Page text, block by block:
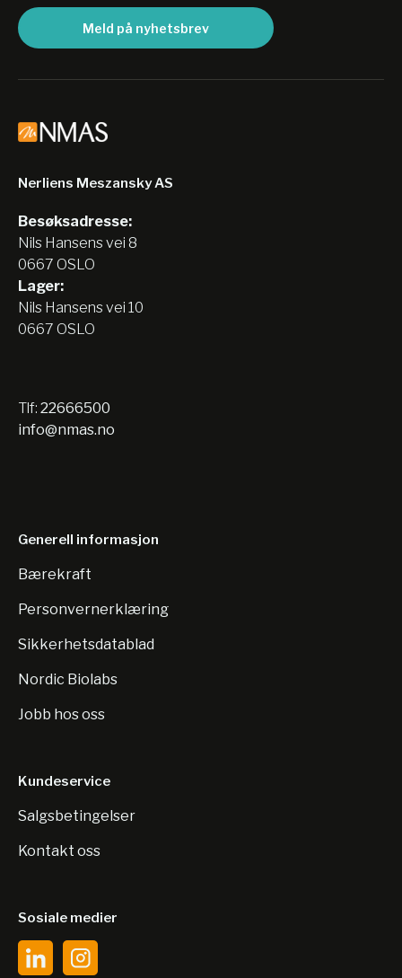
Meld på nyhetsbrev
Nerliens Meszansky AS
Besøksadresse:
Nils Hansens vei 8
0667 OSLO
Lager:
Nils Hansens vei 10
0667 OSLO
Tlf: 22666500
info@nmas.no
Generell informasjon
Bærekraft
Personvernerklæring
Sikkerhetsdatablad
Nordic Biolabs
Jobb hos oss
Kundeservice
Salgsbetingelser
Kontakt oss
Sosiale medier